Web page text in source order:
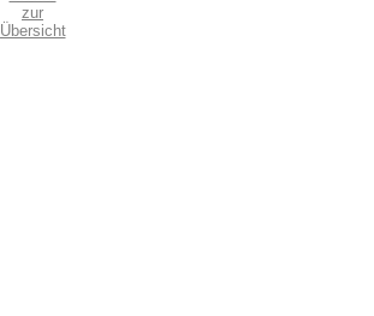
zur
Übersicht